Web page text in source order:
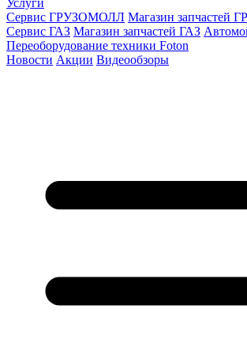
Сервис ГРУЗОМОЛЛ Магазин запчастей
Сервис ГАЗ Магазин запчастей ГАЗ
Переоборудование техники Foton
Новости Акции Видеообзоры